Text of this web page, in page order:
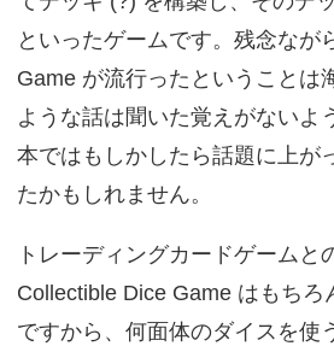
といったゲームです。残念なが
Game が流行ったということは
ような話は聞いた覚えがないよ
本ではもしかしたら話題に上が
たかもしれません。
トレーディングカードゲームと
Collectible Dice Game はもちろ
ですから、何面体のダイスを使